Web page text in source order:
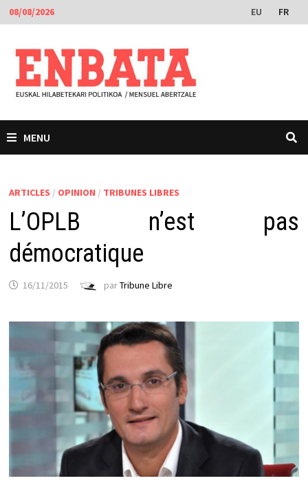
Passer
au
contenu
08/08/2026 EU FR
MENU
ARTICLES / OPINION / TRIBUNES LIBRES
L’OPLB n’est pas
démocratique
16/11/2015 parTribune Libre